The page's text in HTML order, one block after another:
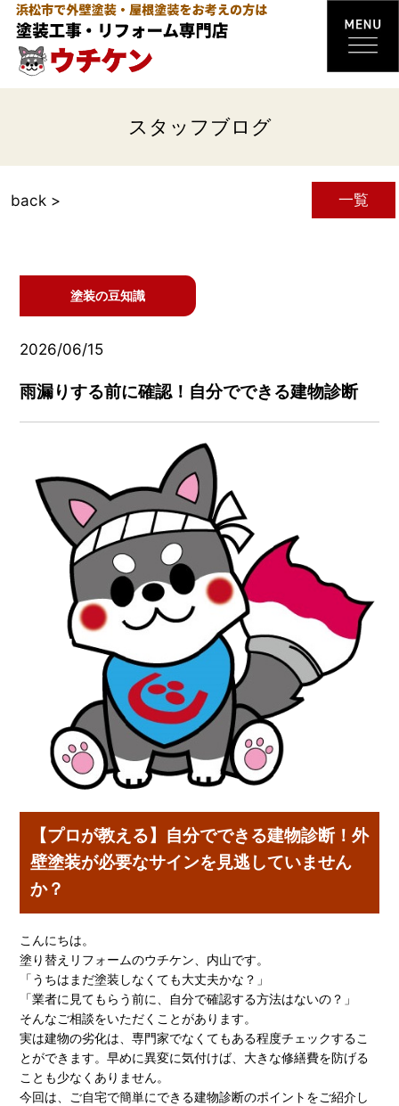
スタッフブログ
一覧
back >
塗装の豆知識
2026/06/15
雨漏りする前に確認！自分でできる建物診断
【プロが教える】自分でできる建物診断！外
壁塗装が必要なサインを見逃していません
か？
こんにちは。
塗り替えリフォームのウチケン、内山です。
「うちはまだ塗装しなくても大丈夫かな？」
「業者に見てもらう前に、自分で確認する方法はないの？」
そんなご相談をいただくことがあります。
実は建物の劣化は、専門家でなくてもある程度チェックするこ
とができます。早めに異変に気付けば、大きな修繕費を防げる
ことも少なくありません。
今回は、ご自宅で簡単にできる建物診断のポイントをご紹介し